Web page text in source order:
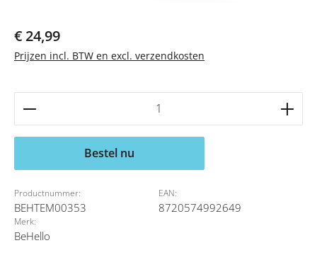
Normale prijs:
€ 24,99
Prijzen incl. BTW en excl. verzendkosten
Producthoeveelheid: Voer de gewenste
Bestel nu
Productnummer:
BEHTEM00353
EAN:
8720574992649
Merk:
BeHello